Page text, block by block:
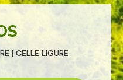
| CELLE LIGURE